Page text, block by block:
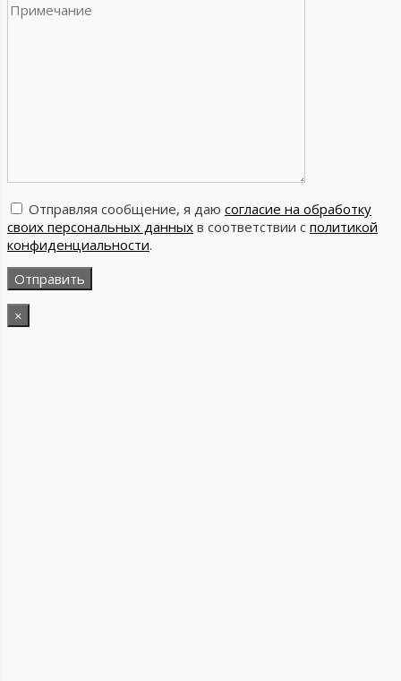
Отправляя сообщение, я даю согласие на обработку
своих персональных данных в соответствии с политикой
конфиденциальности.
×